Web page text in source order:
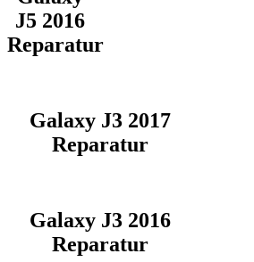
J5 2016
Reparatur
Galaxy J3 2017
Reparatur
Galaxy J3 2016
Reparatur